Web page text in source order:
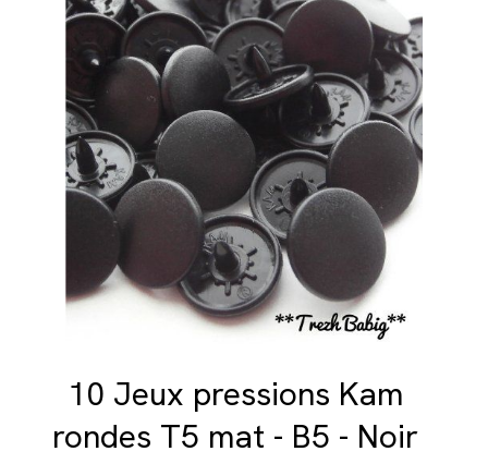
10 Jeux pressions Kam
rondes T5 mat - B5 - Noir